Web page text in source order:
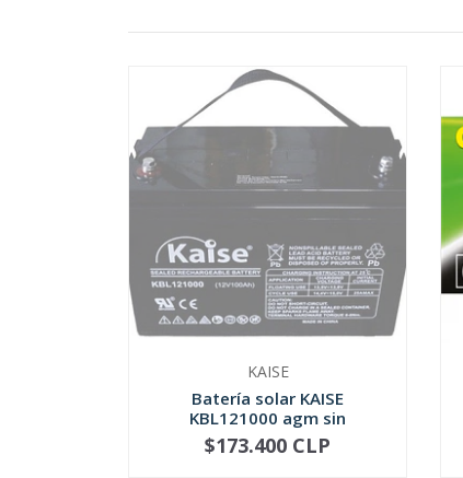
KAISE
Batería solar KAISE
KBL121000 agm sin
mantenimi...
NOT AVAILABLE
$173.400 CLP